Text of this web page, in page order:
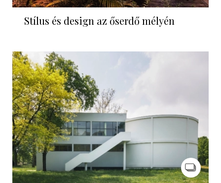
Stílus és design az őserdő mélyén